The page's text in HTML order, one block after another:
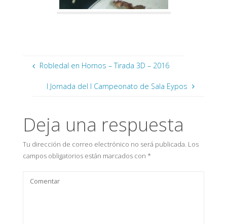
Robledal en Hornos – Tirada 3D – 2016
I Jornada del I Campeonato de Sala Eypos
Deja una respuesta
Tu dirección de correo electrónico no será publicada. Los
campos obligatorios están marcados con *